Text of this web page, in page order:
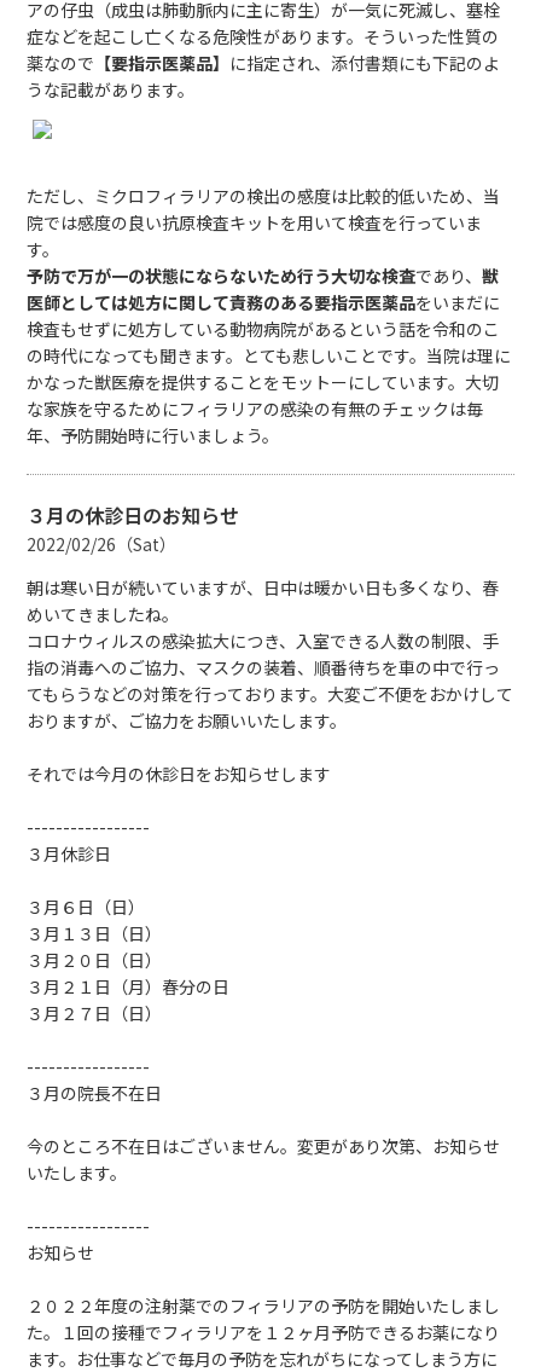
アの仔虫（成虫は肺動脈内に主に寄生）が一気に死滅し、塞栓
症などを起こし亡くなる危険性があります。そういった性質の
薬なので 【要指示医薬品】 に指定され、添付書類にも下記のよ
うな記載があります。
ただし、ミクロフィラリアの検出の感度は比較的低いため、当
院では感度の良い抗原検査キットを用いて検査を行っていま
す。
予防で万が一の状態にならないため行う大切な検査であり、獣
医師としては処方に関して責務のある要指示医薬品をいまだに
検査もせずに処方している動物病院があるという話を令和のこ
の時代になっても聞きます。とても悲しいことです。当院は理に
かなった獣医療を提供することをモットーにしています。大切
な家族を守るためにフィラリアの感染の有無のチェックは毎
年、予防開始時に行いましょう。
３月の休診日のお知らせ
2022/02/26（Sat）
朝は寒い日が続いていますが、日中は暖かい日も多くなり、春
めいてきましたね。
コロナウィルスの感染拡大につき、入室できる人数の制限、手
指の消毒へのご協力、マスクの装着、順番待ちを車の中で行っ
てもらうなどの対策を行っております。大変ご不便をおかけして
おりますが、ご協力をお願いいたします。
それでは今月の休診日をお知らせします
-----------------
３月休診日
３月６日（日）
３月１３日（日）
３月２０日（日）
３月２１日（月）春分の日
３月２７日（日）
-----------------
３月の院長不在日
今のところ不在日はございません。変更があり次第、お知らせ
いたします。
-----------------
お知らせ
２０２２年度の注射薬でのフィラリアの予防を開始いたしまし
た。１回の接種でフィラリアを１２ヶ月予防できるお薬になり
ます。お仕事などで毎月の予防を忘れがちになってしまう方に